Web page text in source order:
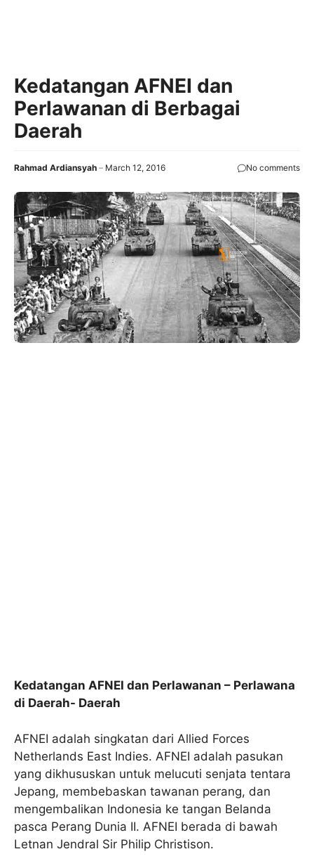
Kedatangan AFNEI dan
Perlawanan di Berbagai
Daerah
Rahmad Ardiansyah March 12, 2016 No comments
Kedatangan AFNEI dan Perlawanan – Perlawana
di Daerah- Daerah
AFNEI adalah singkatan dari Allied Forces
Netherlands East Indies. AFNEI adalah pasukan
yang dikhususkan untuk melucuti senjata tentara
Jepang, membebaskan tawanan perang, dan
mengembalikan Indonesia ke tangan Belanda
pasca Perang Dunia II. AFNEI berada di bawah
Letnan Jendral Sir Philip Christison.